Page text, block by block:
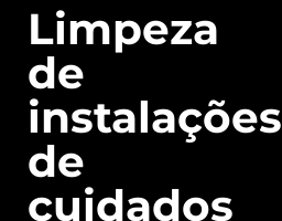
Limpeza
de
instalações
de
cuidados